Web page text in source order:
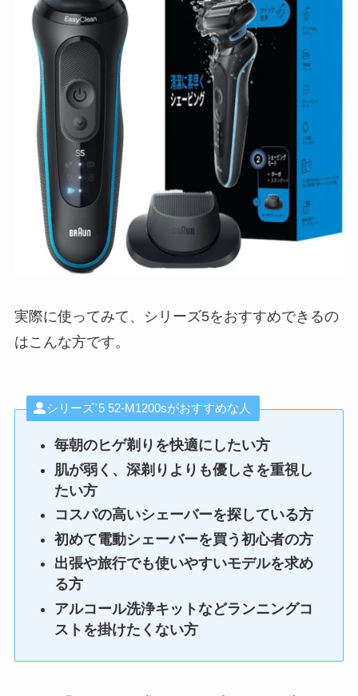
実際に使ってみて、シリーズ5をおすすめできるの
はこんな方です。
シリーズ`5 52-M1200sがおすすめな人
毎朝のヒゲ剃りを快適にしたい方
肌が弱く、深剃りよりも優しさを重視し
たい方
コスパの高いシェーバーを探している方
初めて電動シェーバーを買う初心者の方
出張や旅行でも使いやすいモデルを求め
る方
アルコール洗浄キットなどランニングコ
ストを掛けたくない方